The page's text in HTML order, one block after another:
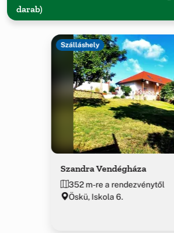
darab)
Szálláshely
Szandra Vendégháza
352 m-re a rendezvénytől
Öskü, Iskola 6.